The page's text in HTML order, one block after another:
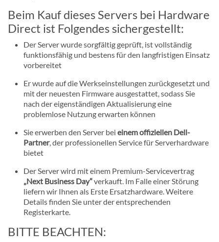
Beim Kauf dieses Servers bei Hardware
Direct ist Folgendes sichergestellt:
Der Server wurde sorgfältig geprüft, ist vollständig
funktionsfähig und bestens für den langfristigen Einsatz
vorbereitet
Er wurde auf die Werkseinstellungen zurückgesetzt und
mit der neuesten Firmware ausgestattet, sodass Sie
nach der eigenständigen Aktualisierung eine
problemlose Nutzung erwarten können
Sie erwerben den Server bei einem offiziellen Dell-
Partner, der professionellen Service für Serverhardware
bietet
Der Server wird mit einem Premium-Servicevertrag
„Next Business Day”verkauft. Im Falle einer Störung
liefern wir Ihnen als Erste Ersatzhardware. Weitere
Details finden Sie unter der entsprechenden
Registerkarte.
BITTE BEACHTEN: